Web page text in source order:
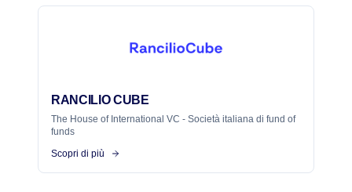
RANCILIO CUBE
The House of International VC - Società italiana di fund of
funds
Scopri di più